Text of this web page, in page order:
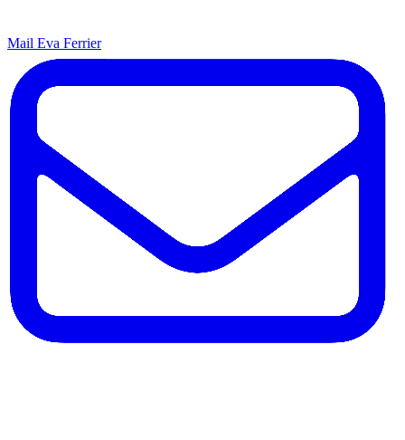
Mail Eva Ferrier